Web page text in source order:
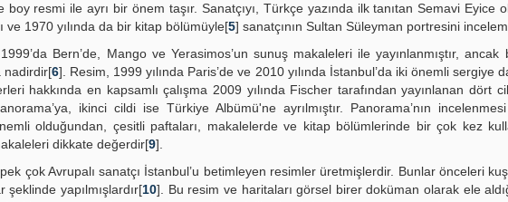
resmi ile ayrı bir önem taşır. Sanatçıyı, Türkçe yazında ilk tanıtan Semavi Eyice
ve 1970 yılında da bir kitap bölümüyle[5] sanatçının Sultan Süleyman portresini
1999’da Bern’de, Mango ve Yerasimos’un sunuş makaleleri ile yayınlanmıştır,
nadirdir[6]. Resim, 1999 yılında Paris’de ve 2010 yılında İstanbul’da iki önemli sergiye
hakkında en kapsamlı çalışma 2009 yılında Fischer tarafından yayınlanan dört
ikinci cildi ise Türkiye Albümü'ne ayrılmıştır. Panorama’nın
olduğundan, çesitli paftaları, makalelerde ve kitap bölümlerinde bir çok kez
dikkate değerdir[9].
çok Avrupalı sanatçı İstanbul’u betimleyen resimler üretmişlerdir. Bunlar önceleri
yapılmışlardır[10]. Bu resim ve haritaları görsel birer doküman olarak ele